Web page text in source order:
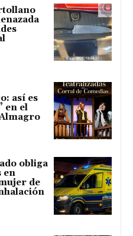
así es
en el
obliga
en
de